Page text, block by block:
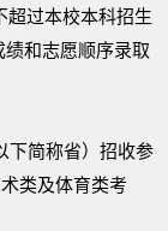
超过本校本科招生
和志愿顺序录取
下简称省）招收参
类及体育类考